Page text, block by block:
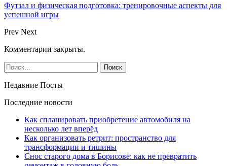
Футзал и физическая подготовка: тренировочные аспекты для
успешной игры
Prev Next
Комментарии закрыты.
Недавние Посты
Последние новости
Как спланировать приобретение автомобиля на
несколько лет вперёд
Как организовать ретрит: пространство для
трансформации и тишины
Снос старого дома в Борисове: как не превратить